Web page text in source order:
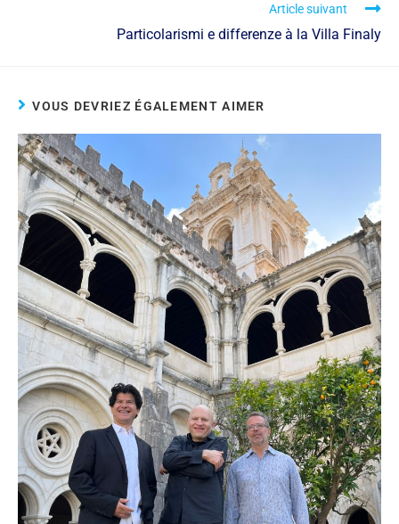
Article suivant
Particolarismi e differenze à la Villa Finaly
VOUS DEVRIEZ ÉGALEMENT AIMER